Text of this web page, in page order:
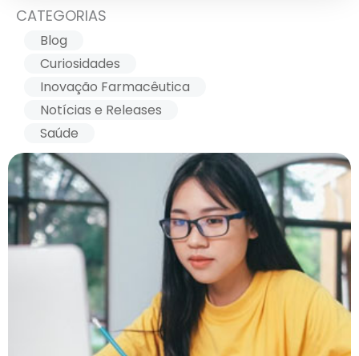
CATEGORIAS
Blog
Curiosidades
Inovação Farmacêutica
Notícias e Releases
Saúde